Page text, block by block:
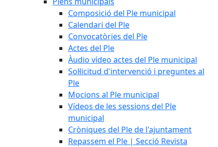
Composició del Ple municipal
Calendari del Ple
Convocatòries del Ple
Actes del Ple
Àudio vídeo actes del Ple municipal
Sol·licitud d'intervenció i preguntes al
Ple
Mocions al Ple municipal
Vídeos de les sessions del Ple
municipal
Cròniques del Ple de l'ajuntament
Repassem el Ple | Secció Revista